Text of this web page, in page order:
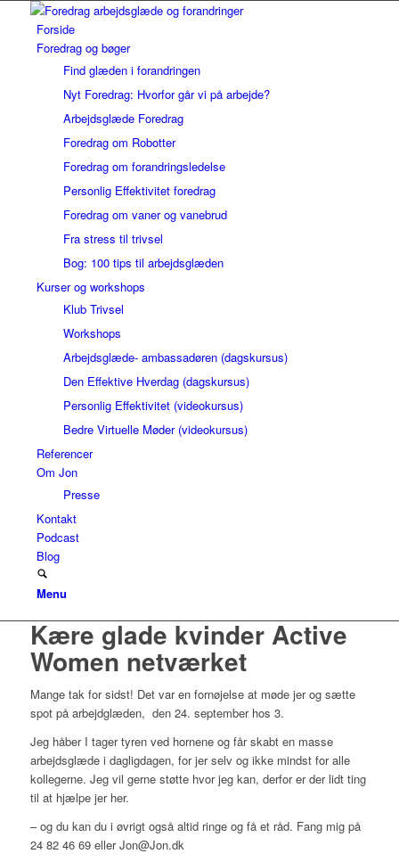
Forside
Foredrag og bøger
Find glæden i forandringen
Nyt Foredrag: Hvorfor går vi på arbejde?
Arbejdsglæde Foredrag
Foredrag om Robotter
Foredrag om forandringsledelse
Personlig Effektivitet foredrag
Foredrag om vaner og vanebrud
Fra stress til trivsel
Bog: 100 tips til arbejdsglæden
Kurser og workshops
Klub Trivsel
Workshops
Arbejdsglæde- ambassadøren (dagskursus)
Den Effektive Hverdag (dagskursus)
Personlig Effektivitet (videokursus)
Bedre Virtuelle Møder (videokursus)
Referencer
Om Jon
Presse
Kontakt
Podcast
Blog
Menu
Kære glade kvinder Active
Women netværket
Mange tak for sidst! Det var en fornøjelse at møde jer og sætte
spot på arbejdglæden, den 24. september hos 3.
Jeg håber I tager tyren ved hornene og får skabt en masse
arbejdsglæde i dagligdagen, for jer selv og ikke mindst for alle
kollegerne. Jeg vil gerne støtte hvor jeg kan, derfor er der lidt ting
til at hjælpe jer her.
– og du kan du i øvrigt også altid ringe og få et råd. Fang mig på
24 82 46 69 eller Jon@Jon.dk